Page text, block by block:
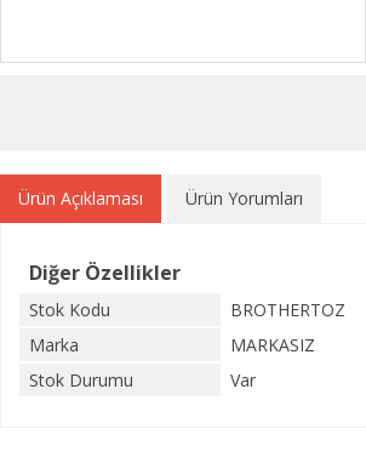
Ürün Açıklaması Ürün Yorumları
Diğer Özellikler
Stok Kodu
BROTHERTOZ
Marka
MARKASIZ
Stok Durumu
Var